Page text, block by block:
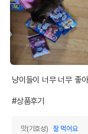
냥이들이 너무 너무 좋
#상품후기
맛(기호성)
잘 먹어요